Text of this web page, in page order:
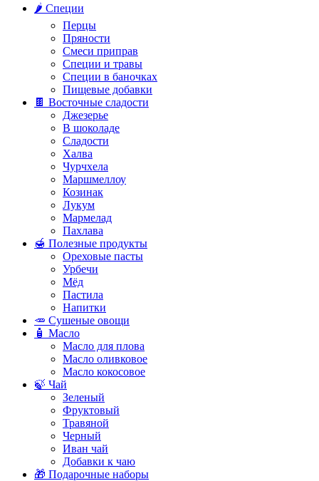
🌶️ Специи
Перцы
Пряности
Смеси приправ
Специи и травы
Специи в баночках
Пищевые добавки
🍫 Восточные сладости
Джезерье
В шоколаде
Сладости
Халва
Чурчхела
Маршмеллоу
Козинак
Лукум
Мармелад
Пахлава
🍯 Полезные продукты
Ореховые пасты
Урбечи
Мёд
Пастила
Напитки
🥕 Сушеные овощи
🧴 Масло
Масло для плова
Масло оливковое
Масло кокосовое
🍃 Чай
Зеленый
Фруктовый
Травяной
Черный
Иван чай
Добавки к чаю
🎁 Подарочные наборы